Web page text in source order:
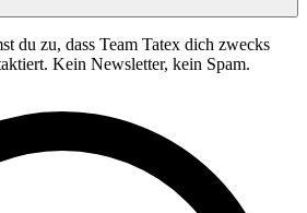
du zu, dass Team Tatex dich zwecks
Kein Newsletter, kein Spam.